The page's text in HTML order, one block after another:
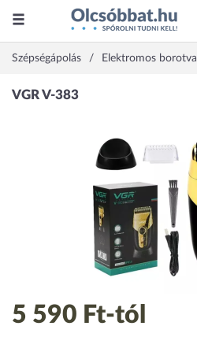
Szépségápolás Elektromos borotva
5 590 Ft-tól